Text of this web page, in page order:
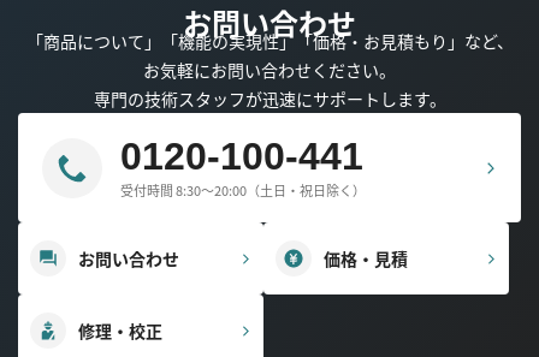
お問い合わせ
「商品について」「機能の実現性」「価格・お見積もり」など、
お気軽にお問い合わせください。
専門の技術スタッフが迅速にサポートします。
0120-100-441
受付時間 8:30～20:00（土日・祝日除く）
お問い合わせ 価格・見積
修理・校正